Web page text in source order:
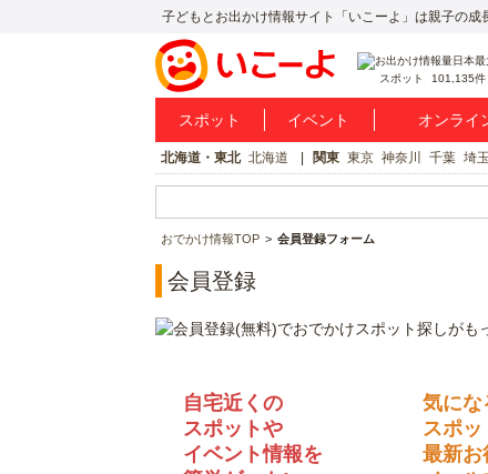
子どもとお出かけ情報サイト「いこーよ」は親子の成
スポット 101,135件
スポット イベント オンライ
北海道・東北 北海道 関東 東京 神奈川 千葉 埼玉
おでかけ情報TOP 会員登録フォーム
会員登録
自宅近くの
スポットや
イベント情報を
気にな
スポッ
最新お